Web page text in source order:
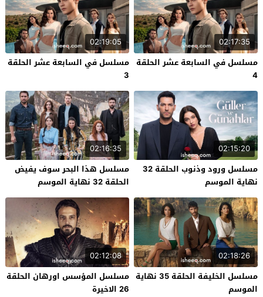
02:17:35
مسلسل في السابعة عشر الحلقة
4
02:19:05
مسلسل في السابعة عشر الحلقة
3
02:15:20
مسلسل ورود وذنوب الحلقة 32
نهاية الموسم
02:16:35
مسلسل هذا البحر سوف يفيض
الحلقة 32 نهاية الموسم
02:18:26
مسلسل الخليفة الحلقة 35 نهاية
الموسم
02:12:08
مسلسل المؤسس اورهان الحلقة
26 الاخيرة